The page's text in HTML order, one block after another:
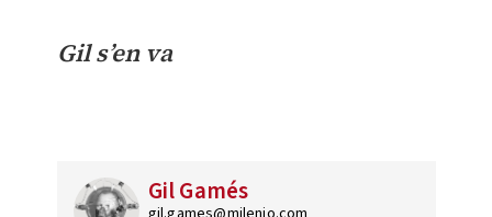
Gil s’en va
Gil Gamés